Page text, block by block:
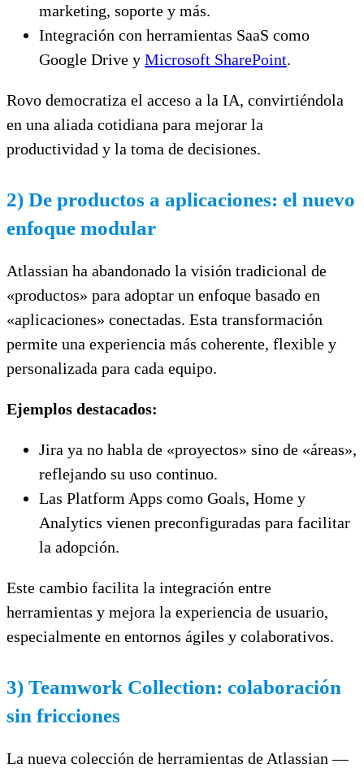
marketing, soporte y más.
Integración con herramientas SaaS como
Google Drive y Microsoft SharePoint.
Rovo democratiza el acceso a la IA, convirtiéndola
en una aliada cotidiana para mejorar la
productividad y la toma de decisiones.
2) De productos a aplicaciones: el nuevo
enfoque modular
Atlassian ha abandonado la visión tradicional de
«productos» para adoptar un enfoque basado en
«aplicaciones» conectadas. Esta transformación
permite una experiencia más coherente, flexible y
personalizada para cada equipo.
Ejemplos destacados:
Jira ya no habla de «proyectos» sino de «áreas»,
reflejando su uso continuo.
Las Platform Apps como Goals, Home y
Analytics vienen preconfiguradas para facilitar
la adopción.
Este cambio facilita la integración entre
herramientas y mejora la experiencia de usuario,
especialmente en entornos ágiles y colaborativos.
3) Teamwork Collection: colaboración
sin fricciones
La nueva colección de herramientas de Atlassian —